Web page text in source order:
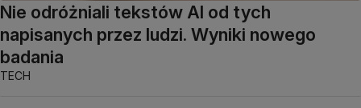
Nie odróżniali tekstów AI od tych
napisanych przez ludzi. Wyniki nowego
badania
TECH